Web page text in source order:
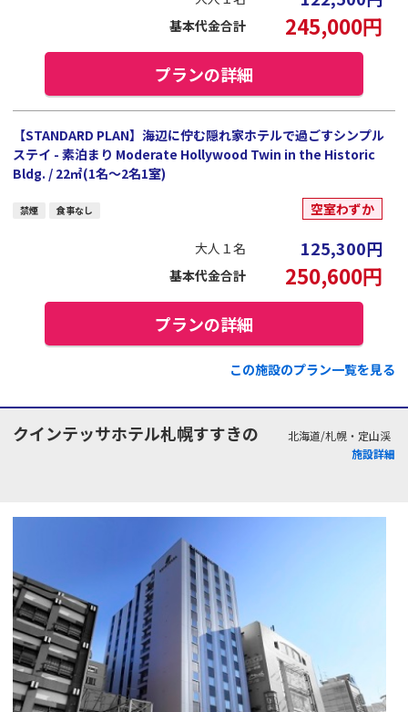
基本代金合計 245,000円
プランの詳細
【STANDARD PLAN】海辺に佇む隠れ家ホテルで過ごすシンプル
ステイ - 素泊まり Moderate Hollywood Twin in the Historic
Bldg. / 22㎡(1名～2名1室)
禁煙 食事なし 空室わずか
大人１名 125,300円
基本代金合計 250,600円
プランの詳細
この施設のプラン一覧を見る
クインテッサホテル札幌すすきの
北海道/札幌・定山渓
施設詳細